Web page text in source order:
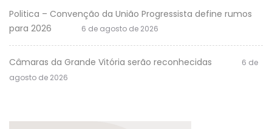
Politica – Convenção da União Progressista define rumos
para 2026
6 de agosto de 2026
Câmaras da Grande Vitória serão reconhecidas
6 de
agosto de 2026